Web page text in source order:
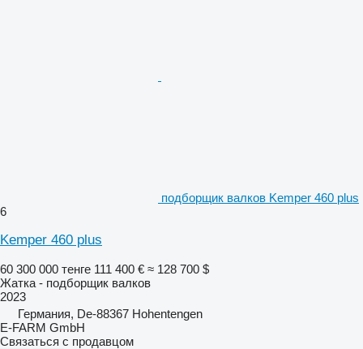
подборщик валков Kemper 460 plus
6
Kemper 460 plus
60 300 000 тенге 111 400 € ≈ 128 700 $
Жатка - подборщик валков
2023
Германия, De-88367 Hohentengen
E-FARM GmbH
Связаться с продавцом